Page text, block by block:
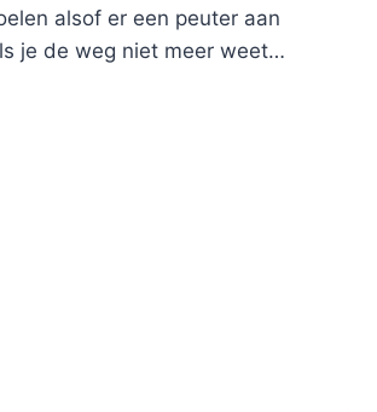
alsof er een peuter aan
je de weg niet meer weet…